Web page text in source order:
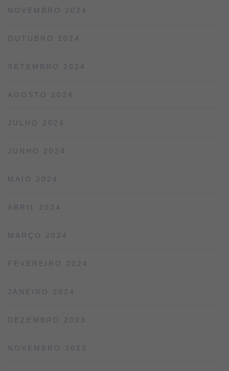
NOVEMBRO 2024
OUTUBRO 2024
SETEMBRO 2024
AGOSTO 2024
JULHO 2024
JUNHO 2024
MAIO 2024
ABRIL 2024
MARÇO 2024
FEVEREIRO 2024
JANEIRO 2024
DEZEMBRO 2023
NOVEMBRO 2023